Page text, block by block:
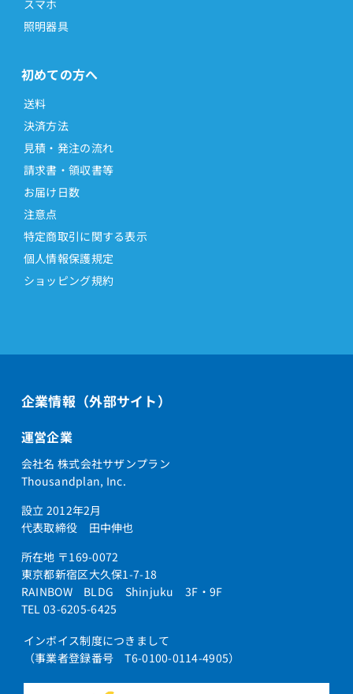
スマホ
照明器具
初めての方へ
送料
決済方法
見積・発注の流れ
請求書・領収書等
お届け日数
注意点
特定商取引に関する表示
個人情報保護規定
ショッピング規約
企業情報（外部サイト）
運営企業
会社名 株式会社サザンプラン
Thousandplan, Inc.
設立 2012年2月
代表取締役 田中伸也
所在地 〒169-0072
東京都新宿区大久保1-7-18
RAINBOW BLDG Shinjuku 3F・9F
TEL 03-6205-6425
インボイス制度につきまして
（事業者登録番号 T6-0100-0114-4905）